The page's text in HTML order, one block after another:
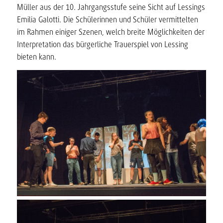
Müller aus der 10. Jahrgangsstufe seine Sicht auf Lessings
Emilia Galotti. Die Schülerinnen und Schüler vermittelten
im Rahmen einiger Szenen, welch breite Möglichkeiten der
Interpretation das bürgerliche Trauerspiel von Lessing
bieten kann.